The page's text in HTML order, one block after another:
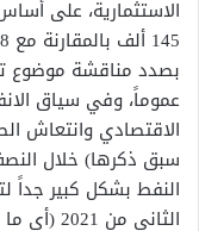
بصدد مناقشة موضوع
عموماً، وفي سياق
الاقتصادي وانتعاش
الثاني